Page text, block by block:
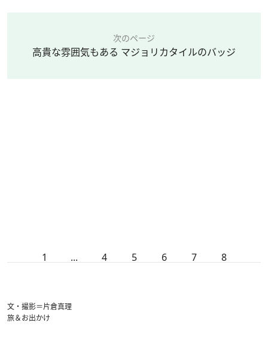
次のページ
高貴な雰囲気もある マジョリカタイルのバッジ
1 ... 4 5 6 7 8
文・撮影＝片倉真理
旅＆お出かけ